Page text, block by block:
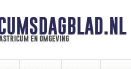
en omgeving